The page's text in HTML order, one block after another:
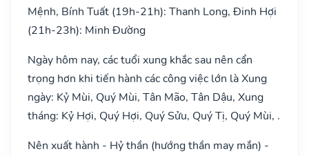
Mệnh, Bính Tuất (19h-21h): Thanh Long, Đinh Hợi
(21h-23h): Minh Đường
Ngày hôm nay, các tuổi xung khắc sau nên cẩn
trọng hơn khi tiến hành các công việc lớn là Xung
ngày: Kỷ Mùi, Quý Mùi, Tân Mão, Tân Dậu, Xung
tháng: Kỷ Hợi, Quý Hợi, Quý Sửu, Quý Tị, Quý Mùi, .
Nên xuất hành - Hỷ thần (hướng thần may mắn) -